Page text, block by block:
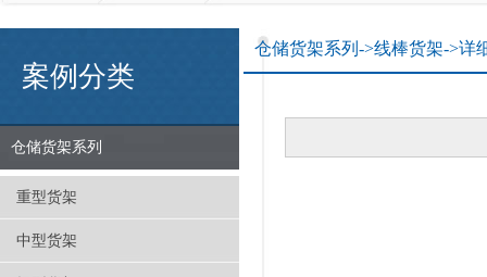
案例分类
仓储货架系列
重型货架
中型货架
仓储货架系列->线棒货架->详